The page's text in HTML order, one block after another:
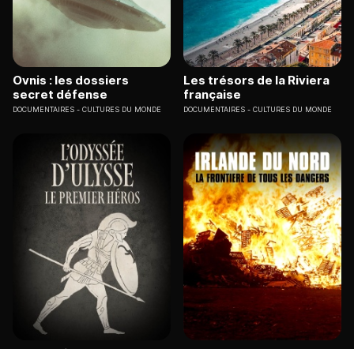
Ovnis : les dossiers
secret défense
DOCUMENTAIRES CULTURES DU MONDE
Les trésors de la Riviera
française
DOCUMENTAIRES CULTURES DU MONDE